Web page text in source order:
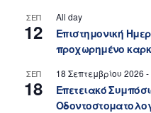
ΣΕΠ
12
All day
Επιστημονική
προχωρημένο
ΣΕΠ
18
18 Σεπτεμβρίου 2026 -
Επετειακό